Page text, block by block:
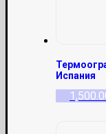
Испания